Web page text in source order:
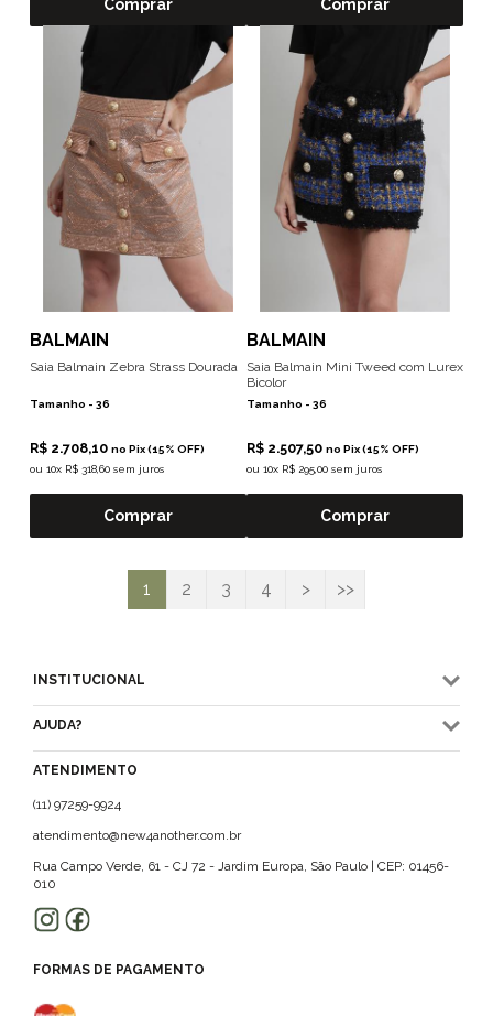
Comprar Comprar
BALMAIN
Saia Balmain Zebra Strass Dourada
Tamanho - 36
R$ 2.708,10 no Pix (15% OFF)
ou 10x R$ 318,60 sem juros
Comprar
BALMAIN
Saia Balmain Mini Tweed com Lurex
Bicolor
Tamanho - 36
R$ 2.507,50 no Pix (15% OFF)
ou 10x R$ 295,00 sem juros
Comprar
1 2 3 4 > >>
INSTITUCIONAL
AJUDA?
ATENDIMENTO
(11) 97259-9924
atendimento@new4another.com.br
Rua Campo Verde, 61 - CJ 72 - Jardim Europa, São Paulo | CEP: 01456-
010
FORMAS DE PAGAMENTO